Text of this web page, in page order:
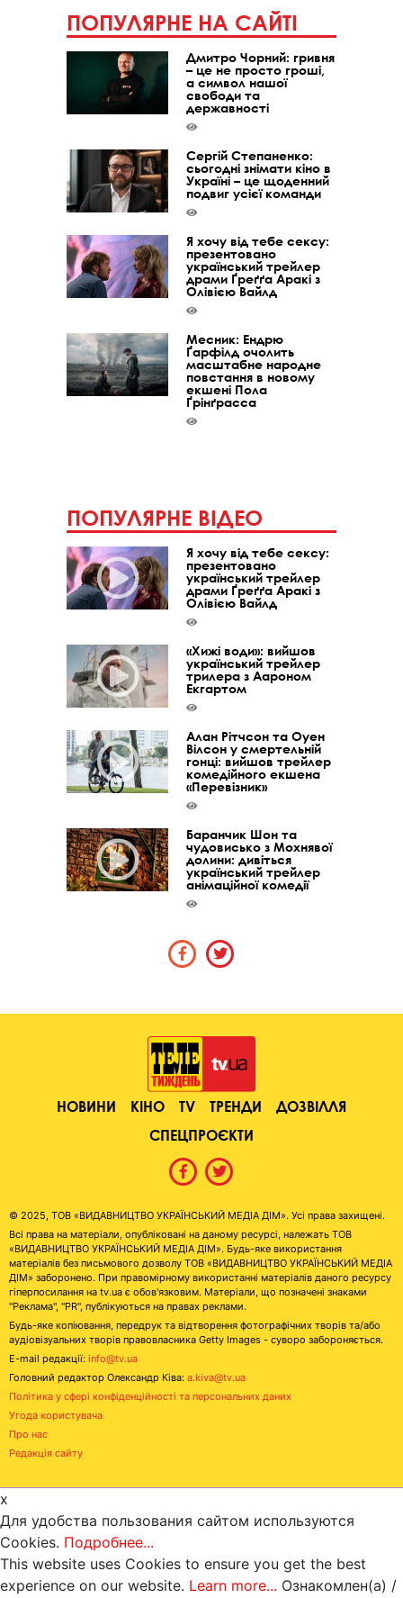
ПОПУЛЯРНЕ НА САЙТІ
Дмитро Чорний: гривня
– це не просто гроші,
а символ нашої
свободи та
державності
Сергій Степаненко:
сьогодні знімати кіно в
Україні – це щоденний
подвиг усієї команди
Я хочу від тебе сексу:
презентовано
український трейлер
драми Ґреґґа Аракі з
Олівією Вайлд
Месник: Ендрю
Ґарфілд очолить
масштабне народне
повстання в новому
екшені Пола
Ґрінґрасса
ПОПУЛЯРНЕ ВІДЕО
Я хочу від тебе сексу:
презентовано
український трейлер
драми Ґреґґа Аракі з
Олівією Вайлд
«Хижі води»: вийшов
український трейлер
трилера з Аароном
Екгартом
Алан Рітчсон та Оуен
Вілсон у смертельній
гонці: вийшов трейлер
комедійного екшена
«Перевізник»
Баранчик Шон та
чудовисько з Мохнявої
долини: дивіться
український трейлер
анімаційної комедії
НОВИНИ КІНО TV ТРЕНДИ
ДОЗВІЛЛЯ
СПЕЦПРОЄКТИ
© 2025, ТОВ «ВИДАВНИЦТВО УКРАЇНСЬКИЙ МЕДІА ДІМ». Усі права захищені.
Всі права на матеріали, опубліковані на даному ресурсі, належать ТОВ
«ВИДАВНИЦТВО УКРАЇНСЬКИЙ МЕДІА ДІМ». Будь-яке використання
матеріалів без письмового дозволу ТОВ «ВИДАВНИЦТВО УКРАЇНСЬКИЙ МЕДІА
ДІМ» заборонено. При правомірному використанні матеріалів даного ресурсу
гіперпосилання на tv.ua є обов'язковим. Матеріали, що позначені знаками
"Реклама", "PR", публікуються на правах реклами.
Будь-яке копіювання, передрук та відтворення фотографічних творів та/або
аудіовізуальних творів правовласника Getty Images - суворо забороняється.
E-mail редакції: info@tv.ua
Головний редактор Олександр Ківа: a.kiva@tv.ua
Політика у сфері конфіденційності та персональних даних
Угода користувача
Про нас
Редакція сайту
x
Для удобства пользования сайтом используются
Cookies. Подробнее...
This website uses Cookies to ensure you get the best
experience on our website. Learn more... Ознакомлен(а) /